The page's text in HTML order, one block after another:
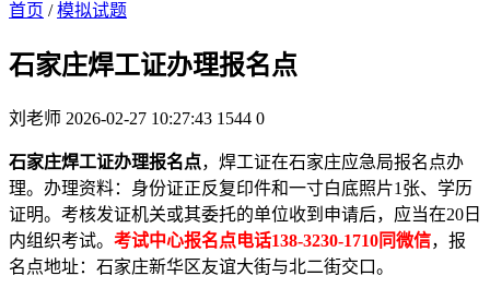
首页 /模拟试题
石家庄焊工证办理报名点
刘老师 2026-02-27 10:27:43 1544 0
石家庄焊工证办理报名点，焊工证在石家庄应急局报名点办
理。办理资料：身份证正反复印件和一寸白底照片1张、学历
证明。考核发证机关或其委托的单位收到申请后，应当在20日
内组织考试。 考试中心报名点电话138-3230-1710同微信，报
名点地址：石家庄新华区友谊大街与北二街交口。